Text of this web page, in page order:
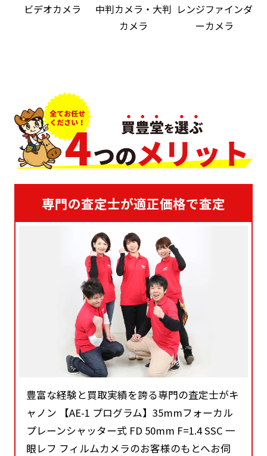
ビデオカメラ
中判カメラ・大判
カメラ
レンジファインダ
ーカメラ
専門の査定士が適正価格で査定
豊富な経験と買取実績を誇る専門の査定士がキ
ャノン 【AE-1 プログラム】35mmフォーカル
プレーンシャッター式 FD 50mm F=1.4 SSC 一
眼レフ フィルムカメラのお客様のもとへお伺